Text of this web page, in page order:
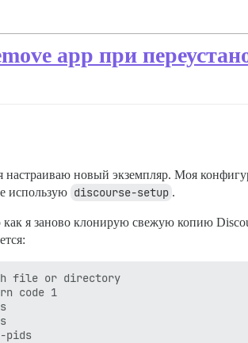
app при
новый экземпляр. Моя
использую discourse-setup .
я заново клонирую свежую копию
file or directory
code 1
pids